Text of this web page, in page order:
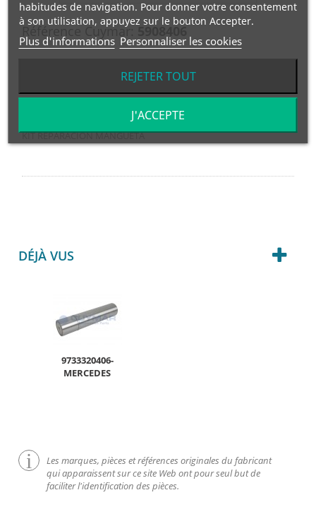
Référence Cuymar:
Manufacturier:MERCEDES
KIT REPARACION MANGUETA
DÉJÀ VUS
9733320406-
MERCEDES
Les marques, pièces et références originales du fabricant
qui apparaissent sur ce site Web ont pour seul but de
faciliter l'identification des pièces.
habitudes de navigation. Pour donner votre consentement
à son utilisation, appuyez sur le bouton Accepter.
Plus d'informations Personnaliser les cookies
REJETER TOUT
J'ACCEPTE